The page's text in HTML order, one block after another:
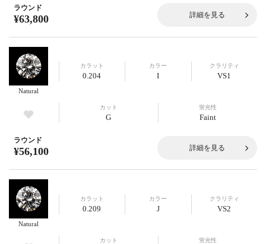
ラウンド
¥63,800 詳細を見る
Natural
カラット
0.204
カラー
I
クラリティ
VS1
カット
G
蛍光性
Faint
ラウンド
¥56,100 詳細を見る
Natural
カラット
0.209
カラー
J
クラリティ
VS2
カット 蛍光性